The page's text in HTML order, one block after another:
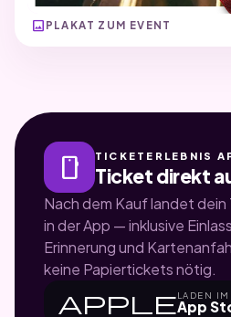
image PLAKAT ZUM EVENT
smartphone TICKETERLEBNIS
Ticket direkt
Nach dem Kauf landet
in der App — inklusive
Erinnerung und
keine Papiertickets nötig.
appleLADEN IM
App